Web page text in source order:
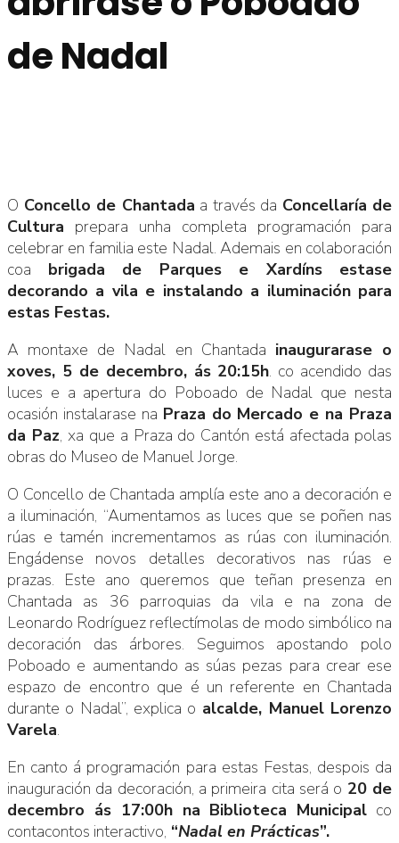
de Nadal
O Concello de Chantada a través da Concellaría de
Cultura prepara unha completa programación para
celebrar en familia este Nadal. Ademais en colaboración
coa brigada de Parques e Xardíns estase
decorando a vila e instalando a iluminación para
estas Festas.
A montaxe de Nadal en Chantada inaugurarase o
xoves, 5 de decembro, ás 20:15h. co acendido das
luces e a apertura do Poboado de Nadal que nesta
ocasión instalarase na Praza do Mercado e na Praza
da Paz, xa que a Praza do Cantón está afectada polas
obras do Museo de Manuel Jorge.
O Concello de Chantada amplía este ano a decoración e
a iluminación, “Aumentamos as luces que se poñen nas
rúas e tamén incrementamos as rúas con iluminación.
Engádense novos detalles decorativos nas rúas e
prazas. Este ano queremos que teñan presenza en
Chantada as 36 parroquias da vila e na zona de
Leonardo Rodríguez reflectímolas de modo simbólico na
decoración das árbores. Seguimos apostando polo
Poboado e aumentando as súas pezas para crear ese
espazo de encontro que é un referente en Chantada
durante o Nadal”, explica o alcalde, Manuel Lorenzo
Varela.
En canto á programación para estas Festas, despois da
inauguración da decoración, a primeira cita será o 20 de
decembro ás 17:00h na Biblioteca Municipal co
contacontos interactivo, “Nadal en Prácticas”.